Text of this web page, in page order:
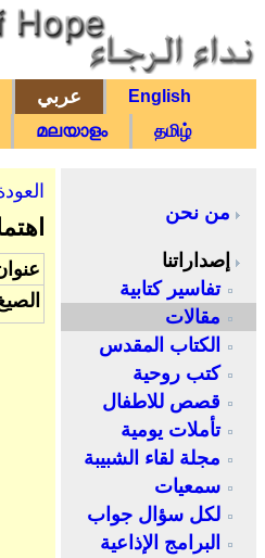
English عربي
தமிழ்
മലയാളം
من نحن
إصداراتنا
تفاسير كتابية
مقالات
الكتاب المقدس
كتب روحية
قصص للاطفال
تأملات يومية
مجلة لقاء الشبيبة
سمعيات
لكل سؤال جواب
البرامج الإذاعية